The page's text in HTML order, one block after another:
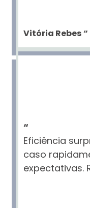
Vitória Rebes“
“
Eficiência
caso
expectativas.